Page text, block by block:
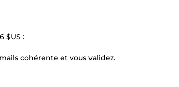
$US :
cohérente et vous validez.